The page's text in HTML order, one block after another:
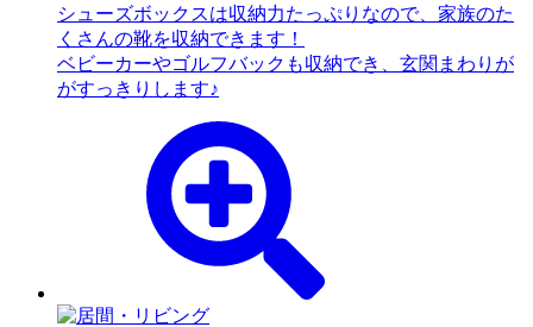
シューズボックスは収納力たっぷりなので、家族のた
くさんの靴を収納できます！
ベビーカーやゴルフバックも収納でき、玄関まわりが
がすっきりします♪